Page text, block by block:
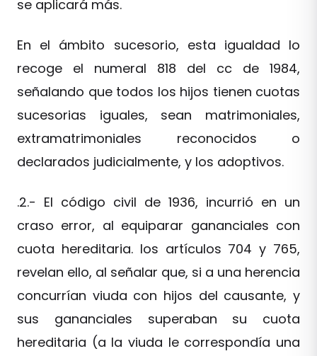
se aplicará más.
En el ámbito sucesorio, esta igualdad lo
recoge el numeral 818 del cc de 1984,
señalando que todos los hijos tienen cuotas
sucesorias iguales, sean matrimoniales,
extramatrimoniales reconocidos o
declarados judicialmente, y los adoptivos.
.2.- El código civil de 1936, incurrió en un
craso error, al equiparar gananciales con
cuota hereditaria. los artículos 704 y 765,
revelan ello, al señalar que, si a una herencia
concurrían viuda con hijos del causante, y
sus gananciales superaban su cuota
hereditaria (a la viuda le correspondía una